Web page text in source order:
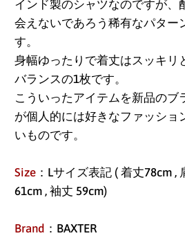
インド製のシャツなのですが、
会えないであろう稀有なパター
す。
身幅ゆったりで着丈はスッキリ
バランスの1枚です。
こういったアイテムを新品のブ
が個人的には好きなファッショ
いものです。
Size ：Lサイズ表記 ( 着丈78cm ,
61cm , 袖丈 59cm)
Brand ：BAXTER
アイスランド (ISK kr)